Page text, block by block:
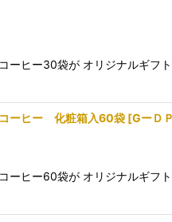
ーヒー30袋が オリジナルギフ
ーヒー 化粧箱入60袋 [GーＤ
ーヒー60袋が オリジナルギフ